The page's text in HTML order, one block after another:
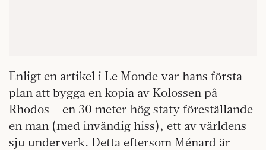
Enligt en artikel i Le Monde var hans första
plan att bygga en kopia av Kolossen på
Rhodos – en 30 meter hög staty föreställande
en man (med invändig hiss), ett av världens
sju underverk. Detta eftersom Ménard är